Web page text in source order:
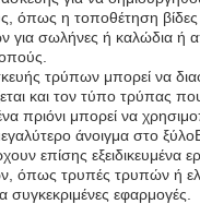
όπως η τοποθέτηση βίδες
για σωλήνες ή καλώδια ή
τρύπων μπορεί να
και τον τύπο τρύπας
πριόνι μπορεί να
άνοιγμα στο
επίσης εξειδικευμένα
όπως τρυπές τρυπών ή
συγκεκριμένες εφαρμογές.